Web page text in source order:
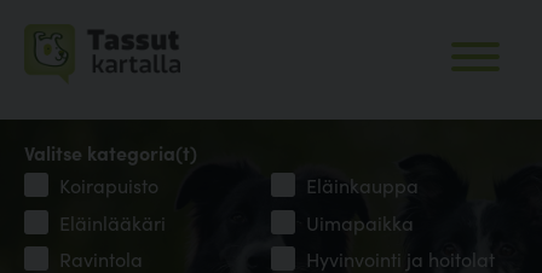
Valitse kategoria(t)
Koirapuisto
Eläinkauppa
Eläinlääkäri
Uimapaikka
Ravintola
Hyvinvointi ja hoitolat